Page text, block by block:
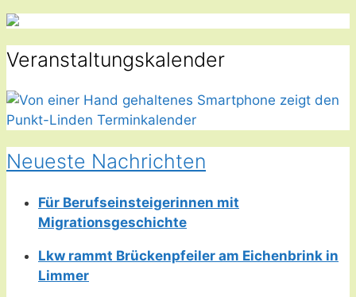
Veranstaltungskalender
Neueste Nachrichten
Für Berufseinsteigerinnen mit
Migrationsgeschichte
Lkw rammt Brückenpfeiler am Eichenbrink in
Limmer